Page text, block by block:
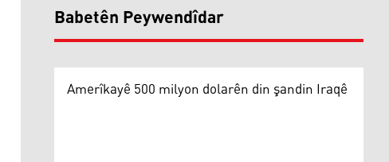
Babetên Peywendîdar
Amerîkayê 500 milyon dolarên din şandin Iraqê